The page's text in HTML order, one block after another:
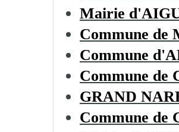
Mairie
Commune de
Commune
Commune de
GRAND
Commune de